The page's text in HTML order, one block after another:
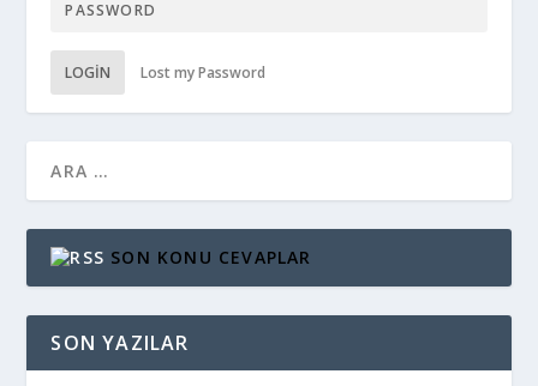
LOGIN Lost my Password
SON KONU CEVAPLAR
SON YAZILAR